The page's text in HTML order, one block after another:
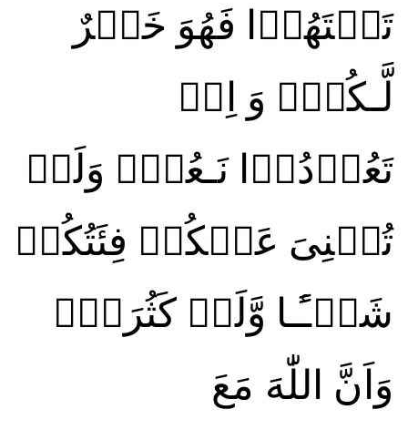
تَنۡتَهُوۡا فَهُوَ خَيۡرٌ
لَّـكُمۡ‌ۚ وَ اِنۡ
تَعُوۡدُوۡا نَـعُدۡ‌ۚ وَلَنۡ
تُغۡنِىَ عَنۡكُمۡ فِئَتُكُمۡ
شَيۡـًٔـا وَّلَوۡ كَثُرَتۡۙ
وَاَنَّ اللّٰهَ مَعَ